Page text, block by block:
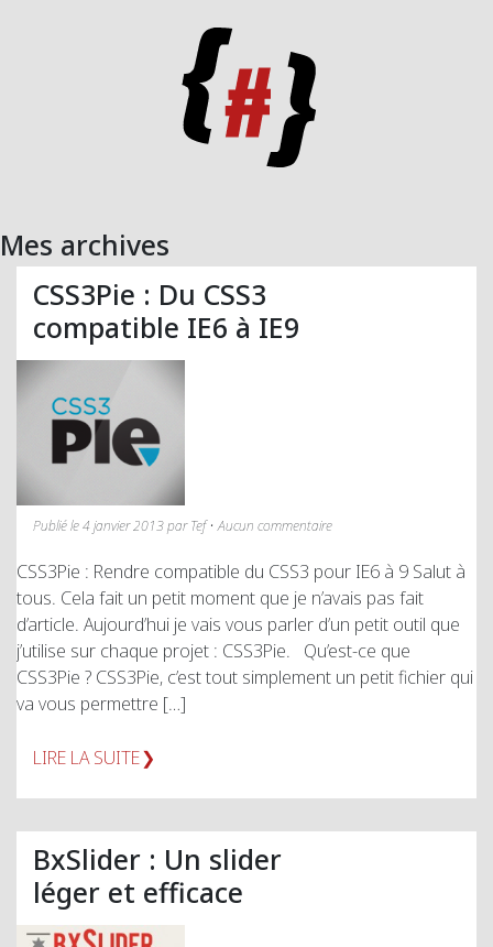
Mes archives
CSS3Pie : Du CSS3
compatible IE6 à IE9
Publié le 4 janvier 2013 par Tef • Aucun commentaire
CSS3Pie : Rendre compatible du CSS3 pour IE6 à 9 Salut à
tous. Cela fait un petit moment que je n’avais pas fait
d’article. Aujourd’hui je vais vous parler d’un petit outil que
j’utilise sur chaque projet : CSS3Pie. Qu’est-ce que
CSS3Pie ? CSS3Pie, c’est tout simplement un petit fichier qui
va vous permettre […]
LIRE LA SUITE
BxSlider : Un slider
léger et efficace